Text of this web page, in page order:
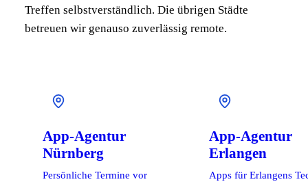
Treffen selbstverständlich. Die übrigen Städte
betreuen wir genauso zuverlässig remote.
App-Agentur
Nürnberg
Persönliche Termine vor
App-Agentur
Erlangen
Apps für Erlangens